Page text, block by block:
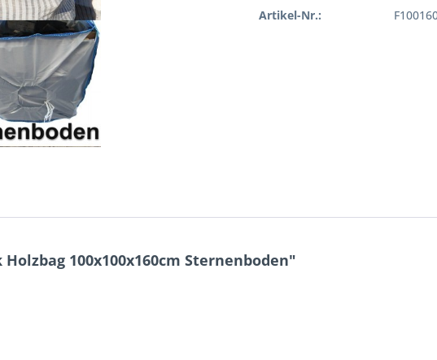
Artikel-Nr.:
100x100x160cm Sternenboden"